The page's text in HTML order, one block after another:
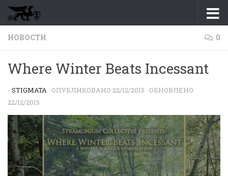
Перейти к содержимому
НОВОСТИ 0
Where Winter Beats Incessant
- STIGMATA · ОПУБЛИКОВАНО 22/12/2015 · ОБНОВЛЕНО
22/12/2015